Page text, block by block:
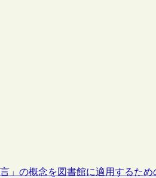
」の概念を図書館に適用するため